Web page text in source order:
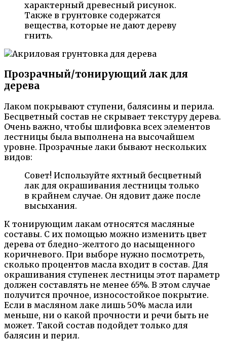
характерный древесный рисунок.
Также в грунтовке содержатся
вещества, которые не дают дереву
гнить.
Прозрачный/тонирующий лак для
дерева
Лаком покрывают ступени, балясины и перила.
Бесцветный состав не скрывает текстуру дерева.
Очень важно, чтобы шлифовка всех элементов
лестницы была выполнена на высочайшем
уровне. Прозрачные лаки бывают нескольких
видов:
Совет! Используйте яхтный бесцветный
лак для окрашивания лестницы только
в крайнем случае. Он ядовит даже после
высыхания.
К тонирующим лакам относятся масляные
составы. С их помощью можно изменить цвет
дерева от бледно-желтого до насыщенного
коричневого. При выборе нужно посмотреть,
сколько процентов масла входит в состав. Для
окрашивания ступенек лестницы этот параметр
должен составлять не менее 65%. В этом случае
получится прочное, износостойкое покрытие.
Если в масляном лаке лишь 50% масла или
меньше, ни о какой прочности и речи быть не
может. Такой состав подойдет только для
балясин и перил.